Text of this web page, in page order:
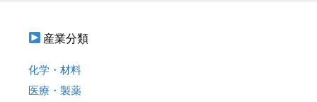
産業分類
化学・材料
医療・製薬